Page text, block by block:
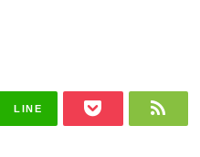
LINE